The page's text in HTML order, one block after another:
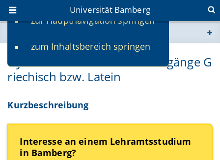
zur Hauptnavigation springen
zum Inhaltsbereich springen
Universität Bamberg
www.uni-bamberg.de
univis.uni-bamberg.de
fis.uni-bamberg.de
Gymnasiale Lehramtsstudiengänge G
riechisch bzw. Latein
Kurzbeschreibung
Interesse an einem Lehramtsstudium
in Bamberg?